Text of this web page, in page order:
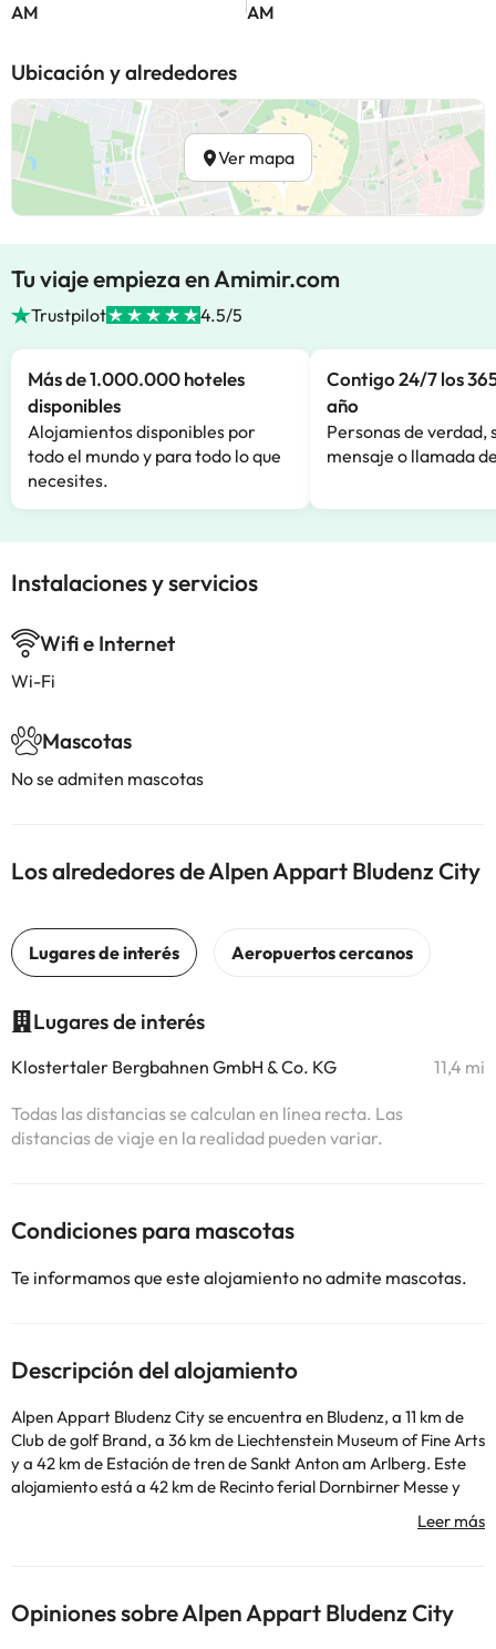
AM
AM
Ubicación y alrededores
Ver mapa
Tu viaje empieza en Amimir.com
Trustpilot 4.5/5
Más de 1.000.000 hoteles
disponibles
Alojamientos disponibles por
todo el mundo y para todo lo que
necesites.
Contigo 24/7 los
año
Personas de verdad,
mensaje o llamada
Instalaciones y servicios
Wifi e Internet
Wi-Fi
Mascotas
No se admiten mascotas
Los alrededores de Alpen Appart Bludenz City
Lugares de interés
Klostertaler Bergbahnen GmbH & Co. KG 11,4 mi
Todas las distancias se calculan en línea recta. Las
distancias de viaje en la realidad pueden variar.
Condiciones para mascotas
Te informamos que este alojamiento no admite mascotas.
Descripción del alojamiento
Alpen Appart Bludenz City se encuentra en Bludenz, a 11 km de
Club de golf Brand, a 36 km de Liechtenstein Museum of Fine Arts
y a 42 km de Estación de tren de Sankt Anton am Arlberg. Este
alojamiento está a 42 km de Recinto ferial Dornbirner Messe y
ofrece wifi gratis y parking privado en el propio alojamiento. El
apartamento cuenta con 2 dormitorios, 1 baño, ropa de cama,
ciudad.
En este alojamiento no se pueden celebrar despedidas de soltero
Opiniones sobre Alpen Appart Bludenz City